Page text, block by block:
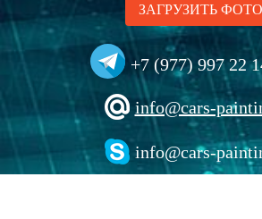
ЗАГРУЗИТЬ ФОТО
+7 (977) 997 22
info@cars-
info@cars-